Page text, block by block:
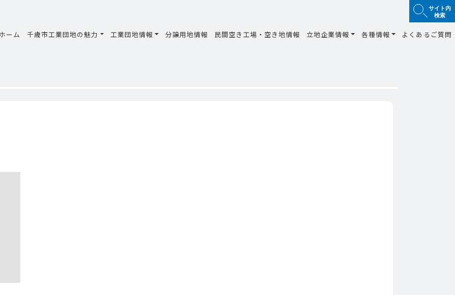
サイト内
検索
ホーム 千歳市工業団地の魅力 工業団地情報 分譲用地情報 民間空き工場・空き地情報 立地企業情報 各種情報 よくあるご質問